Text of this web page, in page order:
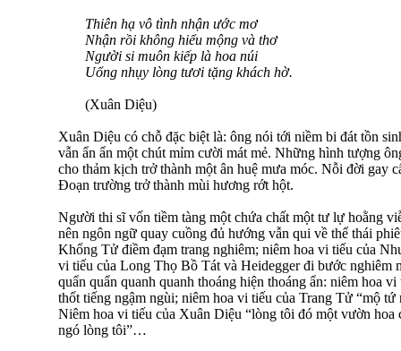
Thiên hạ vô tình nhận ước mơ
Nhận rồi không hiểu mộng và thơ
Người si muôn kiếp là hoa núi
Uổng nhụy lòng tươi tặng khách hờ.
(Xuân Diệu)
Xuân Diệu có chỗ đặc biệt là: ông nói tới niềm bi đát tồn
vẫn ẩn ẩn một chút mỉm cười mát mẻ. Những hình tượng
cho thảm kịch trở thành một ân huệ mưa móc. Nỗi đời gay
Đoạn trường trở thành mùi hương rớt hột.
Người thi sĩ vốn tiềm tàng một chứa chất một tư lự hoằng
nên ngôn ngữ quay cuồng đủ hướng vẫn qui về thể thái
Khổng Tử điềm đạm trang nghiêm; niêm hoa vi tiếu của
vi tiếu của Long Thọ Bồ Tát và Heidegger đi bước nghiêm
quẩn quẩn quanh quanh thoáng hiện thoáng ẩn: niêm hoa
thốt tiếng ngậm ngùi; niêm hoa vi tiếu của Trang Tử “mộ
Niêm hoa vi tiếu của Xuân Diệu “lòng tôi đó một vườn
ngó lòng tôi”…